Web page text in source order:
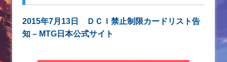
2015年7月13日 ＤＣＩ禁止制限カードリスト告
知 – MTG日本公式サイト